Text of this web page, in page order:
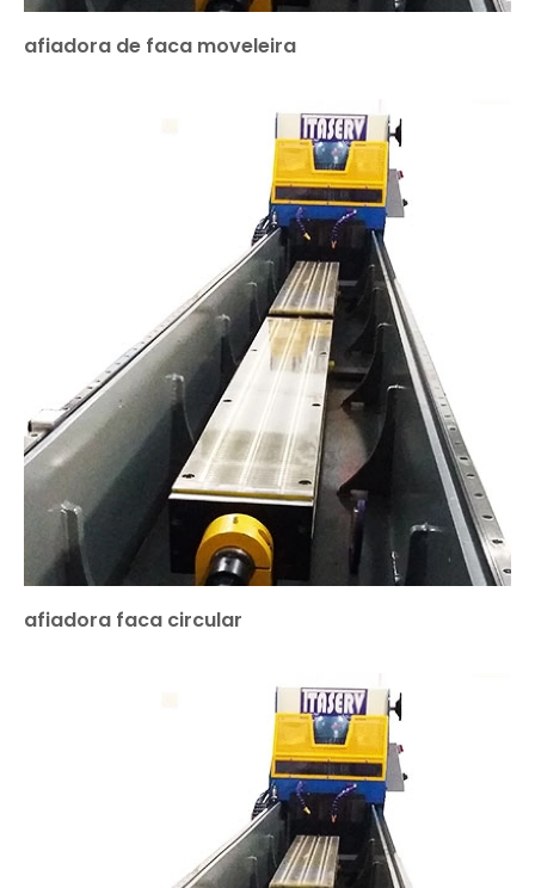
afiadora de faca moveleira
afiadora faca circular